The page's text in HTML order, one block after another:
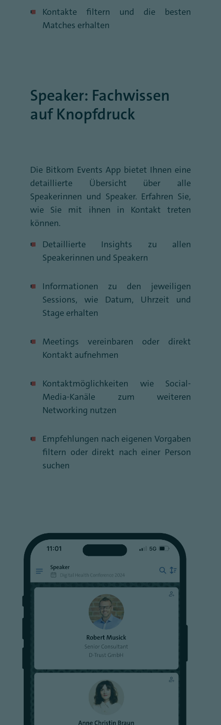
Kontakte filtern und die besten
Matches erhalten
Speaker: Fachwissen
auf Knopfdruck
Die Bitkom Events App bietet Ihnen eine
detaillierte Übersicht über alle
Speakerinnen und Speaker. Erfahren Sie,
wie Sie mit ihnen in Kontakt treten
können.
Detaillierte Insights zu allen
Speakerinnen und Speakern
Informationen zu den jeweiligen
Sessions, wie Datum, Uhrzeit und
Stage erhalten
Meetings vereinbaren oder direkt
Kontakt aufnehmen
Kontaktmöglichkeiten wie Social-
Media-Kanäle zum weiteren
Networking nutzen
Empfehlungen nach eigenen Vorgaben
filtern oder direkt nach einer Person
suchen